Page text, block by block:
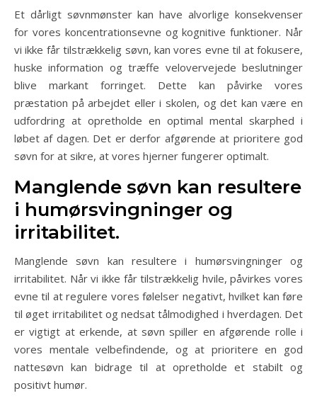
Et dårligt søvnmønster kan have alvorlige konsekvenser
for vores koncentrationsevne og kognitive funktioner. Når
vi ikke får tilstrækkelig søvn, kan vores evne til at fokusere,
huske information og træffe velovervejede beslutninger
blive markant forringet. Dette kan påvirke vores
præstation på arbejdet eller i skolen, og det kan være en
udfordring at opretholde en optimal mental skarphed i
løbet af dagen. Det er derfor afgørende at prioritere god
søvn for at sikre, at vores hjerner fungerer optimalt.
Manglende søvn kan resultere
i humørsvingninger og
irritabilitet.
Manglende søvn kan resultere i humørsvingninger og
irritabilitet. Når vi ikke får tilstrækkelig hvile, påvirkes vores
evne til at regulere vores følelser negativt, hvilket kan føre
til øget irritabilitet og nedsat tålmodighed i hverdagen. Det
er vigtigt at erkende, at søvn spiller en afgørende rolle i
vores mentale velbefindende, og at prioritere en god
nattesøvn kan bidrage til at opretholde et stabilt og
positivt humør.